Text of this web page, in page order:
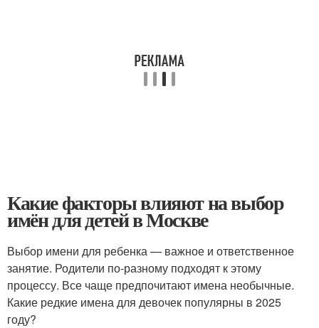
Какие факторы влияют на выбор
имён для детей в Москве
Выбор имени для ребенка — важное и ответственное
занятие. Родители по-разному подходят к этому
процессу. Все чаще предпочитают имена необычные.
Какие редкие имена для девочек популярны в 2025
году?